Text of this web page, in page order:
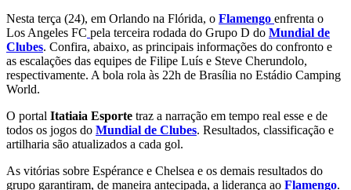
Nesta terça (24), em Orlando na Flórida, o Flamengo enfrenta o
Los Angeles FC pela terceira rodada do Grupo D do Mundial de
Clubes. Confira, abaixo, as principais informações do confronto e
as escalações das equipes de Filipe Luís e Steve Cherundolo,
respectivamente. A bola rola às 22h de Brasília no Estádio Camping
World.
O portal Itatiaia Esporte traz a narração em tempo real esse e de
todos os jogos do Mundial de Clubes. Resultados, classificação e
artilharia são atualizados a cada gol.
As vitórias sobre Espérance e Chelsea e os demais resultados do
grupo garantiram, de maneira antecipada, a liderança ao Flamengo.